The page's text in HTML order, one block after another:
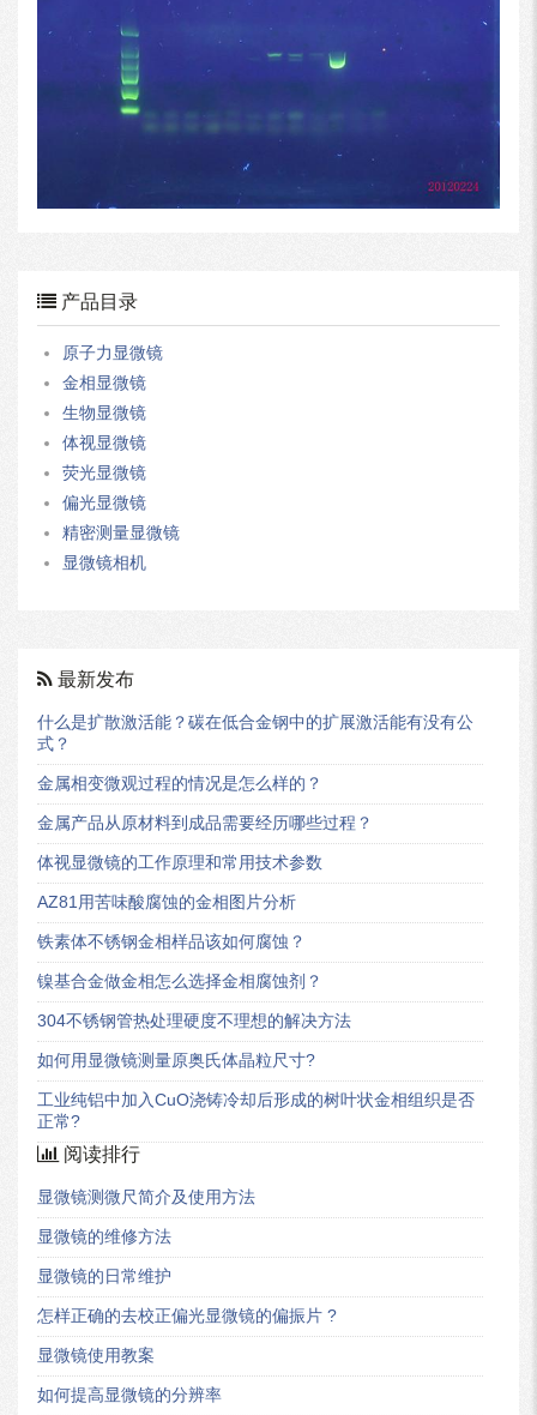
产品目录
原子力显微镜
金相显微镜
生物显微镜
体视显微镜
荧光显微镜
偏光显微镜
精密测量显微镜
显微镜相机
最新发布
什么是扩散激活能？碳在低合金钢中的扩展激活能有没有公
式？
金属相变微观过程的情况是怎么样的？
金属产品从原材料到成品需要经历哪些过程？
体视显微镜的工作原理和常用技术参数
AZ81用苦味酸腐蚀的金相图片分析
铁素体不锈钢金相样品该如何腐蚀？
镍基合金做金相怎么选择金相腐蚀剂？
304不锈钢管热处理硬度不理想的解决方法
如何用显微镜测量原奥氏体晶粒尺寸?
工业纯铝中加入CuO浇铸冷却后形成的树叶状金相组织是否
正常?
阅读排行
显微镜测微尺简介及使用方法
显微镜的维修方法
显微镜的日常维护
怎样正确的去校正偏光显微镜的偏振片 ?
显微镜使用教案
如何提高显微镜的分辨率